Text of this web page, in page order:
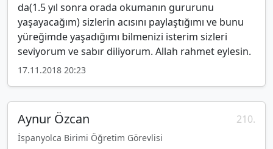
da(1.5 yıl sonra orada okumanın gururunu
yaşayacağım) sizlerin acısını paylaştığımı ve bunu
yüreğimde yaşadığımı bilmenizi isterim sizleri
seviyorum ve sabır diliyorum. Allah rahmet eylesin.
17.11.2018 20:23
Aynur Özcan
İspanyolca Birimi Öğretim Görevlisi
210.